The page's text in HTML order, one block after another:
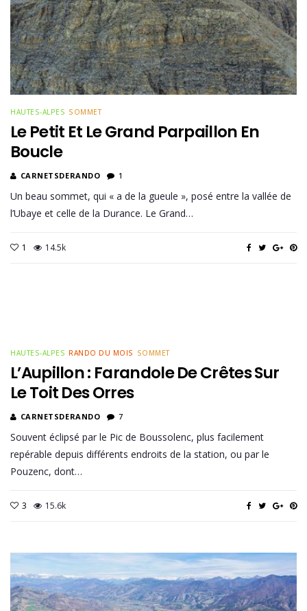
HAUTES-ALPES SOMMET
Le Petit Et Le Grand Parpaillon En
Boucle
CARNETSDERANDO 1
Un beau sommet, qui « a de la gueule », posé entre la vallée de
l’Ubaye et celle de la Durance. Le Grand…
1 14.5k
HAUTES-ALPES RANDO DU MOIS SOMMET
L’Aupillon : Farandole De Crêtes Sur
Le Toit Des Orres
CARNETSDERANDO 7
Souvent éclipsé par le Pic de Boussolenc, plus facilement
repérable depuis différents endroits de la station, ou par le
Pouzenc, dont…
3 15.6k